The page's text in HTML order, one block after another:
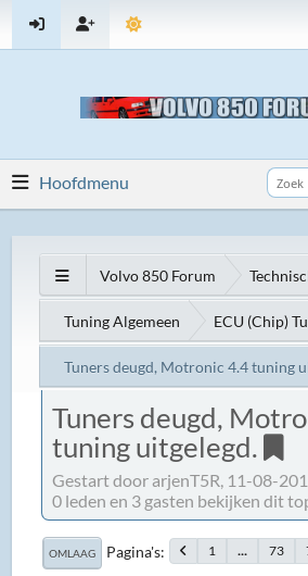
Hoofdmenu
Volvo 850 Forum
Tuning Algemeen ECU (Chip)
Tuners deugd, Motronic 4.4 tuning
Tuners deugd,
tuning uitgelegd.
Gestart door arjenT5R, 11-08-
0 leden en 3 gasten bekijken dit
OMLAAG Pagina's 1 ... 73